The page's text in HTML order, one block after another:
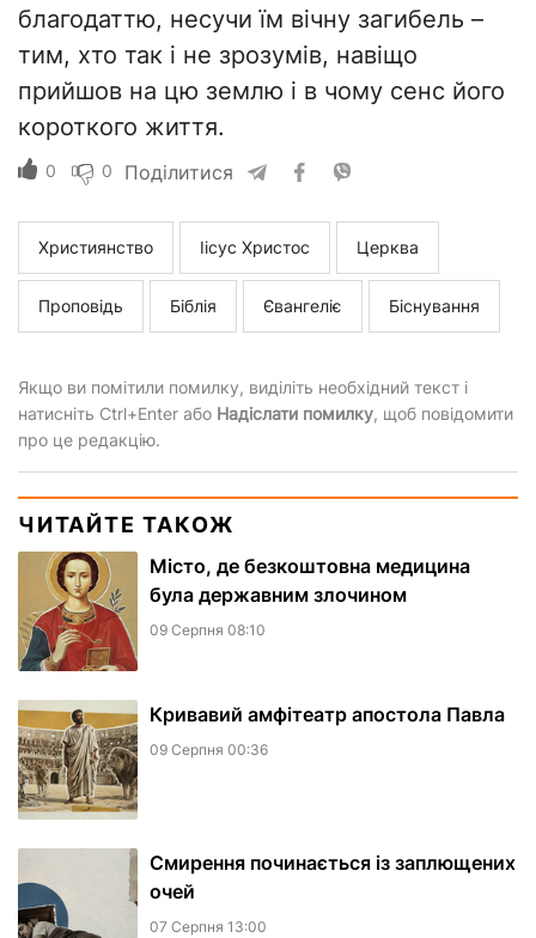
благодаттю, несучи їм вічну загибель –
тим, хто так і не зрозумів, навіщо
прийшов на цю землю і в чому сенс його
короткого життя.
0 0 Поділитися
Християнство Іісус Христос Церква
Проповідь Біблія Євангеліє Біснування
Якщо ви помітили помилку, виділіть необхідний текст і
натисніть Ctrl+Enter або Надіслати помилку, щоб повідомити
про це редакцію.
ЧИТАЙТЕ ТАКОЖ
Місто, де безкоштовна медицина
була державним злочином
09 Серпня 08:10
​Кривавий амфітеатр апостола Павла
09 Серпня 00:36
Смирення починається із заплющених
очей
07 Серпня 13:00